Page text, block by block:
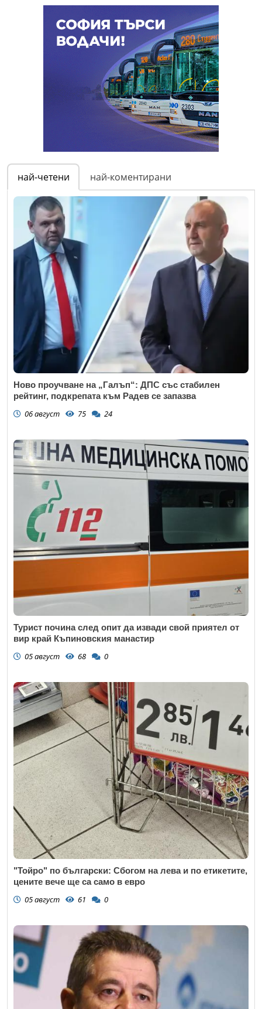
най-четени най-коментирани
Ново проучване на „Галъп“: ДПС със стабилен
рейтинг, подкрепата към Радев се запазва
06 август 75 24
Турист почина след опит да извади свой приятел от
вир край Къпиновския манастир
05 август 68 0
"Тойро" по български: Сбогом на лева и по етикетите,
цените вече ще са само в евро
05 август 61 0